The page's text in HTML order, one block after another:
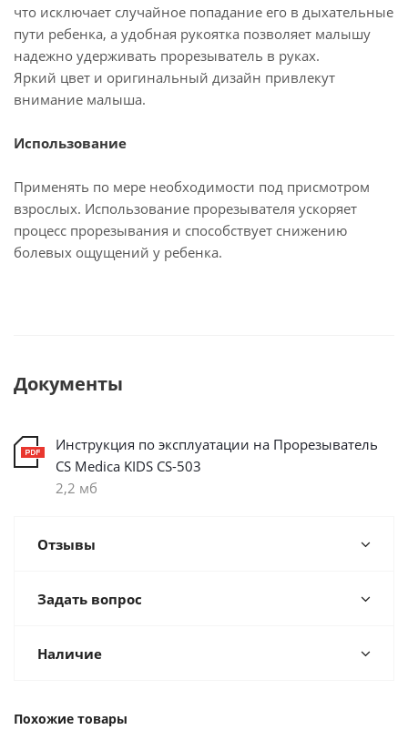
что исключает случайное попадание его в дыхательные
пути ребенка, а удобная рукоятка позволяет малышу
надежно удерживать прорезыватель в руках.
Яркий цвет и оригинальный дизайн привлекут
внимание малыша.
Использование
Применять по мере необходимости под присмотром
взрослых. Использование прорезывателя ускоряет
процесс прорезывания и способствует снижению
болевых ощущений у ребенка.
Документы
Инструкция по эксплуатации на Прорезыватель
CS Medica KIDS CS-503
2,2 мб
Отзывы
Задать вопрос
Наличие
Похожие товары